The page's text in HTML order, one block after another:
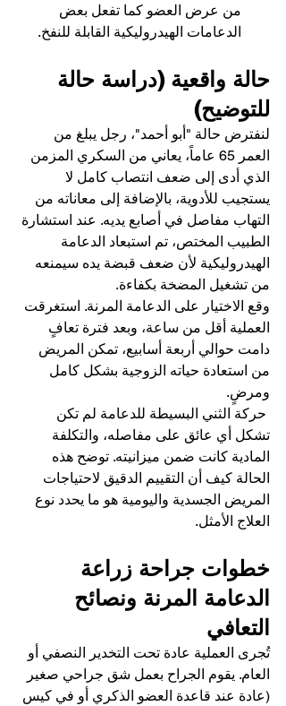
من عرض العضو كما تفعل بعض
الدعامات الهيدروليكية القابلة للنفخ.
حالة واقعية (دراسة حالة
للتوضيح)
لنفترض حالة "أبو أحمد"، رجل يبلغ من
العمر 65 عاماً، يعاني من السكري المزمن
الذي أدى إلى ضعف انتصاب كامل لا
يستجيب للأدوية، بالإضافة إلى معاناته من
التهاب مفاصل في أصابع يديه. عند استشارة
الطبيب المختص، تم استبعاد الدعامة
الهيدروليكية لأن ضعف قبضة يده سيمنعه
من تشغيل المضخة بكفاءة.
وقع الاختيار على الدعامة المرنة. استغرقت
العملية أقل من ساعة، وبعد فترة تعافٍ
دامت حوالي أربعة أسابيع، تمكن المريض
من استعادة حياته الزوجية بشكل كامل
ومرضٍ.
حركة الثني البسيطة للدعامة لم تكن
تشكل أي عائق على مفاصله، والتكلفة
المادية كانت ضمن ميزانيته. توضح هذه
الحالة كيف أن التقييم الدقيق لاحتياجات
المريض الجسدية واليومية هو ما يحدد نوع
العلاج الأمثل.
خطوات جراحة زراعة
الدعامة المرنة ونصائح
التعافي
تُجرى العملية عادة تحت التخدير النصفي أو
العام. يقوم الجراح بعمل شق جراحي صغير
(عادة عند قاعدة العضو الذكري أو في كيس